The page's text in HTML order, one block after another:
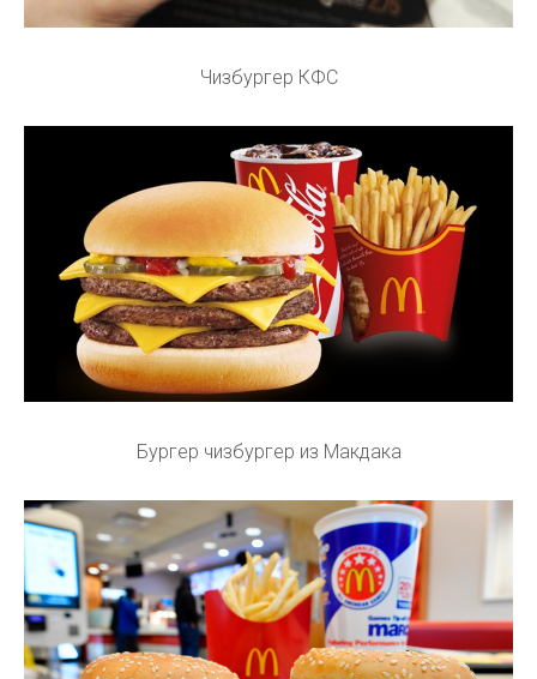
Чизбургер КФС
Бургер чизбургер из Макдака